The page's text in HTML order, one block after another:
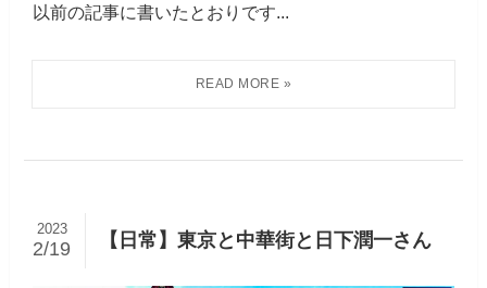
以前の記事に書いたとおりです...
【日常】東京と中華街と日下潤一さん
2023
2/19